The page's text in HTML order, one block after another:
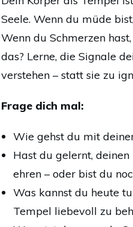
Seele. Wenn du müde
Wenn du Schmerzen
das? Lerne, die Signale
verstehen – statt sie zu
Frage dich mal:
Wie gehst du mit
Hast du gelernt,
ehren – oder bist du
Was kannst du heute
Tempel liebevoll zu